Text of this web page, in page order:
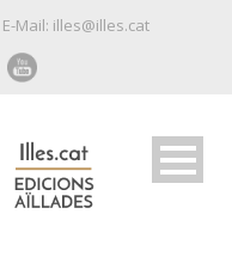
E-Mail: illes@illes.cat